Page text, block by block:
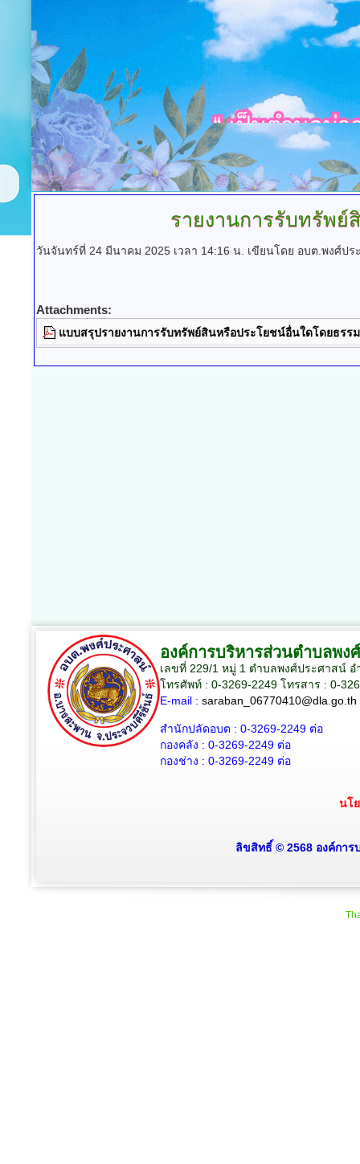
รายงานการรับทรัพย์
วันจันทร์ที่ 24 มีนาคม 2025 เวลา 14:16 น. เขียนโดย อบต.พงศ์ปร
Attachments:
แบบสรุปรายงานการรับทรัพย์สินหรือประโยชน์อื่นใดโดยธรร
องค์การบริหารส่วนตำบลพง
เลขที่ 229/1 หมู่ 1 ตำบลพงศ์ประศาสน์
โทรศัพท์ : 0-3269-2249 โทรสาร : 0-
E-mail : saraban_06770410@dla.go.th
สำนักปลัดอบต : 0-3269-2249 ต่อ
กองคลัง : 0-3269-2249 ต่อ
กองช่าง : 0-3269-2249 ต่อ
นโ
ลิขสิทธิ์ © 2568 องค์กา